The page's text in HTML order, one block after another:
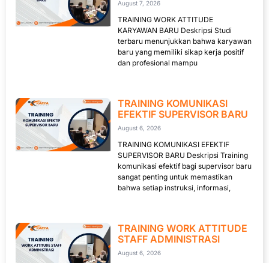
August 7, 2026
TRAINING WORK ATTITUDE
KARYAWAN BARU Deskripsi Studi
terbaru menunjukkan bahwa karyawan
baru yang memiliki sikap kerja positif
dan profesional mampu
TRAINING KOMUNIKASI
EFEKTIF SUPERVISOR BARU
August 6, 2026
TRAINING KOMUNIKASI EFEKTIF
SUPERVISOR BARU Deskripsi Training
komunikasi efektif bagi supervisor baru
sangat penting untuk memastikan
bahwa setiap instruksi, informasi,
TRAINING WORK ATTITUDE
STAFF ADMINISTRASI
August 6, 2026